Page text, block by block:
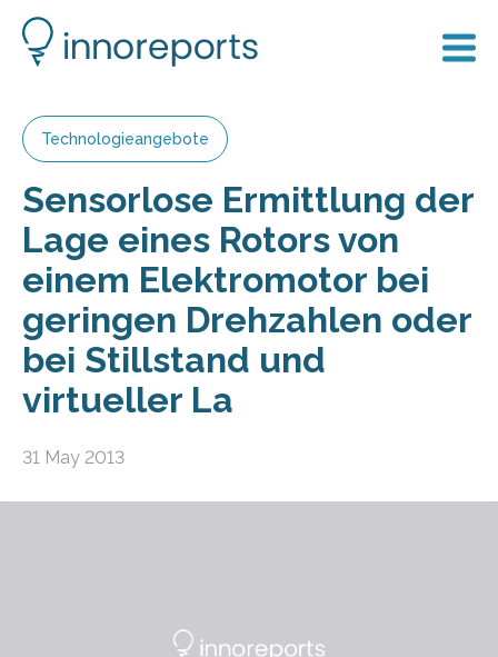
Technologieangebote
Sensorlose Ermittlung der
Lage eines Rotors von
einem Elektromotor bei
geringen Drehzahlen oder
bei Stillstand und
virtueller La
31 May 2013